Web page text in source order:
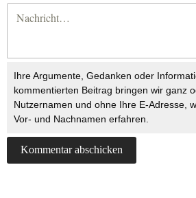
Ihre Argumente, Gedanken oder
kommentierten Beitrag bringen wir ganz
Nutzernamen und ohne Ihre E-Adresse,
Vor- und Nachnamen erfahren.